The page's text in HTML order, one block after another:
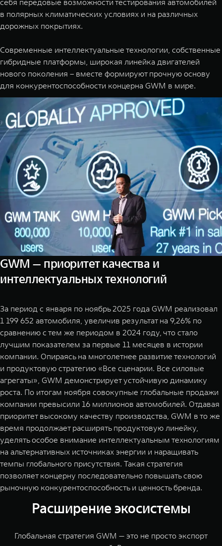
себя передовые возможности тестирования автомобилей
в полярных климатических условиях и на различных
дорожных покрытиях.
Современные интеллектуальные технологии, собственные
гибридные платформы, широкая линейка двигателей
нового поколения – вместе формируют прочную основу
для конкурентоспособности концерна GWM в мире.
GWM — приоритет качества и
интеллектуальных технологий
За период с января по ноябрь 2025 года GWM реализовал
1 199 652 автомобиля, увеличив результат на 9,26% по
сравнению с тем же периодом в 2024 году, что стало
лучшим показателем за первые 11 месяцев в истории
компании. Опираясь на многолетнее развитие технологий
и продуктовую стратегию «Все сценарии. Все силовые
агрегаты», GWM демонстрирует устойчивую динамику
роста. По итогам ноября совокупные глобальные продажи
компании превысили 16 миллионов автомобилей. Отдавая
приоритет высокому качеству производства, GWM в то же
время продолжает расширять продуктовую линейку,
уделять особое внимание интеллектуальным технологиям
на альтернативных источниках энергии и наращивать
темпы глобального присутствия. Такая стратегия
позволяет концерну последовательно повышать свою
рыночную конкурентоспособность и ценность бренда.
Расширение экосистемы
Глобальная стратегия GWM — это не просто экспорт